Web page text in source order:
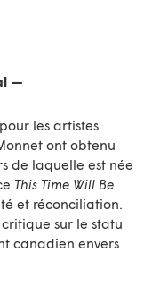
—
les artistes
ont obtenu
de laquelle est née
This Time Will Be
et réconciliation.
sur le statu
canadien envers